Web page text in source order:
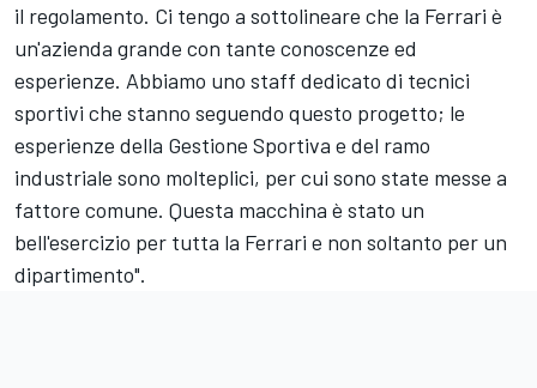
il regolamento. Ci tengo a sottolineare che la Ferrari è
un'azienda grande con tante conoscenze ed
esperienze. Abbiamo uno staff dedicato di tecnici
sportivi che stanno seguendo questo progetto; le
esperienze della Gestione Sportiva e del ramo
industriale sono molteplici, per cui sono state messe a
fattore comune. Questa macchina è stato un
bell'esercizio per tutta la Ferrari e non soltanto per un
dipartimento".